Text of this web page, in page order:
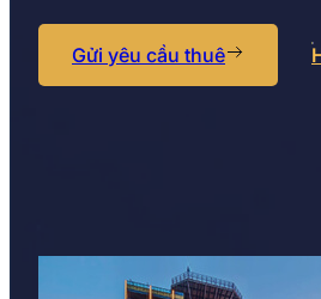
Gửi yêu cầu thuê